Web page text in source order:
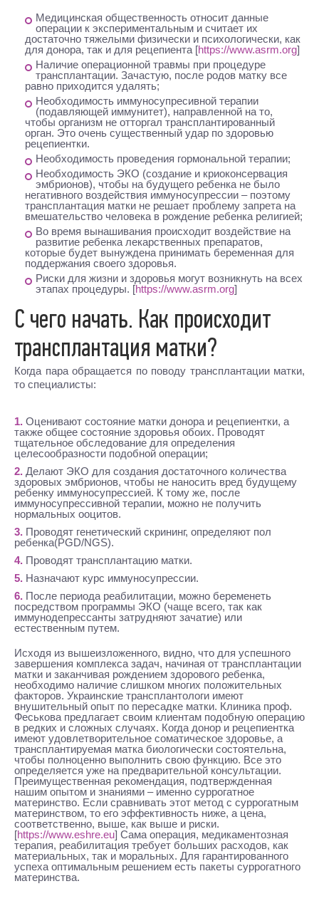
Медицинская общественность относит данные
операции к экспериментальным и считает их
достаточно тяжелыми физически и психологически, как
для донора, так и для рецепиента [https://www.asrm.org]
Наличие операционной травмы при процедуре
трансплантации. Зачастую, после родов матку все
равно приходится удалять;
Необходимость иммуносупресивной терапии
(подавляющей иммунитет), направленной на то,
чтобы организм не отторгал трансплантированный
орган. Это очень существенный удар по здоровью
рецепиентки.
Необходимость проведения гормональной терапии;
Необходимость ЭКО (создание и криоконсервация
эмбрионов), чтобы на будущего ребенка не было
негативного воздействия иммуносупрессии – поэтому
трансплантация матки не решает проблему запрета на
вмешательство человека в рождение ребенка религией;
Во время вынашивания происходит воздействие на
развитие ребенка лекарственных препаратов,
которые будет вынуждена принимать беременная для
поддержания своего здоровья.
Риски для жизни и здоровья могут возникнуть на всех
этапах процедуры. [https://www.asrm.org]
С чего начать. Как происходит
трансплантация матки?
Когда пара обращается по поводу трансплантации матки,
то специалисты:
Оценивают состояние матки донора и рецепиентки, а
также общее состояние здоровья обоих. Проводят
тщательное обследование для определения
целесообразности подобной операции;
Делают ЭКО для создания достаточного количества
здоровых эмбрионов, чтобы не наносить вред будущему
ребенку иммуносупрессией. К тому же, после
иммуносупрессивной терапии, можно не получить
нормальных ооцитов.
Проводят генетический скрининг, определяют пол
ребенка(PGD/NGS).
Проводят трансплантацию матки.
Назначают курс иммуносупрессии.
После периода реабилитации, можно беременеть
посредством программы ЭКО (чаще всего, так как
иммунодепрессанты затрудняют зачатие) или
естественным путем.
Исходя из вышеизложенного, видно, что для успешного
завершения комплекса задач, начиная от трансплантации
матки и заканчивая рождением здорового ребенка,
необходимо наличие слишком многих положительных
факторов. Украинские трансплантологи имеют
внушительный опыт по пересадке матки. Клиника проф.
Феськова предлагает своим клиентам подобную операцию
в редких и сложных случаях. Когда донор и рецепиентка
имеют удовлетворительное соматическое здоровье, а
трансплантируемая матка биологически состоятельна,
чтобы полноценно выполнить свою функцию. Все это
определяется уже на предварительной консультации.
Преимущественная рекомендация, подтвержденная
нашим опытом и знаниями – именно суррогатное
материнство. Если сравнивать этот метод с суррогатным
материнством, то его эффективность ниже, а цена,
соответственно, выше, как выше и риски.
[https://www.eshre.eu] Сама операция, медикаментозная
терапия, реабилитация требует больших расходов, как
материальных, так и моральных. Для гарантированного
успеха оптимальным решением есть пакеты суррогатного
материнства.